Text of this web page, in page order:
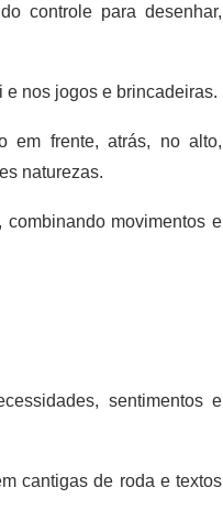
controle para desenhar,
nos jogos e brincadeiras.
em frente, atrás, no alto,
naturezas.
combinando movimentos e
sentimentos e
cantigas de roda e textos